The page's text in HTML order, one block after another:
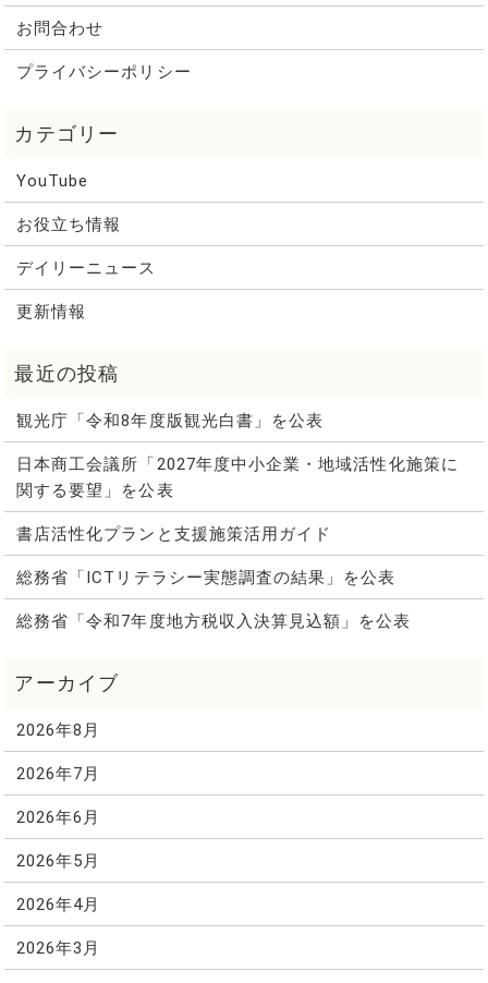
お問合わせ
プライバシーポリシー
YouTube
お役立ち情報
デイリーニュース
更新情報
観光庁「令和8年度版観光白書」を公表
日本商工会議所「2027年度中小企業・地域活性化施策に
関する要望」を公表
書店活性化プランと支援施策活用ガイド
総務省「ICTリテラシー実態調査の結果」を公表
総務省「令和7年度地方税収入決算見込額」を公表
2026年8月
2026年7月
2026年6月
2026年5月
2026年4月
2026年3月